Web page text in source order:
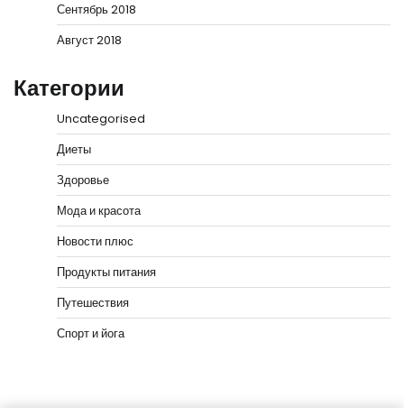
Сентябрь 2018
Август 2018
Категории
Uncategorised
Диеты
Здоровье
Мода и красота
Новости плюс
Продукты питания
Путешествия
Спорт и йога